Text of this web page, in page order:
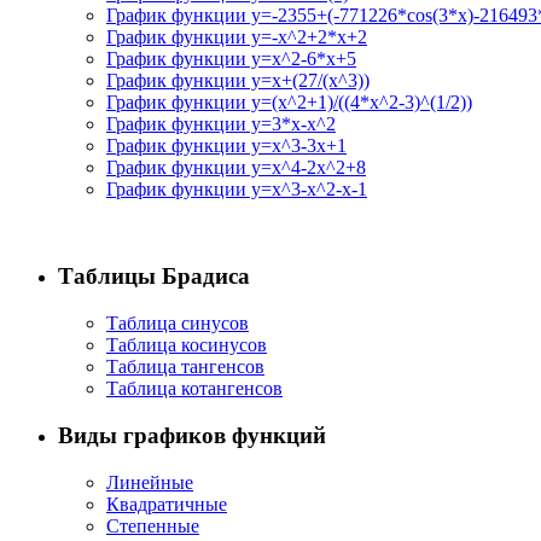
График функции y=-2355+(-771226*cos(3*x)-
График функции y=-x^2+2*x+2
График функции y=x^2-6*x+5
График функции y=x+(27/(x^3))
График функции y=(x^2+1)/((4*x^2-3)^(1/2))
График функции y=3*x-x^2
График функции y=x^3-3x+1
График функции y=x^4-2x^2+8
График функции y=x^3-x^2-x-1
Таблицы Брадиса
Таблица синусов
Таблица косинусов
Таблица тангенсов
Таблица котангенсов
Виды графиков функций
Линейные
Квадратичные
Степенные